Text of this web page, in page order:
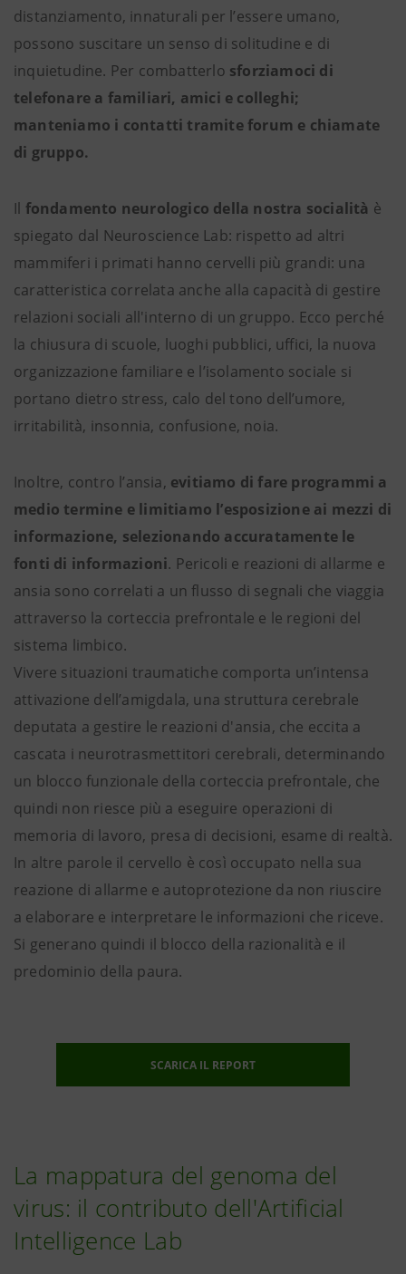
distanziamento, innaturali per l’essere umano,
possono suscitare un senso di solitudine e di
inquietudine. Per combatterlo sforziamoci di
telefonare a familiari, amici e colleghi;
manteniamo i contatti tramite forum e chiamate
di gruppo.
Il fondamento neurologico della nostra socialità è
spiegato dal Neuroscience Lab: rispetto ad altri
mammiferi i primati hanno cervelli più grandi: una
caratteristica correlata anche alla capacità di gestire
relazioni sociali all'interno di un gruppo. Ecco perché
la chiusura di scuole, luoghi pubblici, uffici, la nuova
organizzazione familiare e l’isolamento sociale si
portano dietro stress, calo del tono dell’umore,
irritabilità, insonnia, confusione, noia.
Inoltre, contro l’ansia, evitiamo di fare programmi a
medio termine e limitiamo l’esposizione ai mezzi di
informazione, selezionando accuratamente le
fonti di informazioni. Pericoli e reazioni di allarme e
ansia sono correlati a un flusso di segnali che viaggia
attraverso la corteccia prefrontale e le regioni del
sistema limbico.
Vivere situazioni traumatiche comporta un’intensa
attivazione dell’amigdala, una struttura cerebrale
deputata a gestire le reazioni d'ansia, che eccita a
cascata i neurotrasmettitori cerebrali, determinando
un blocco funzionale della corteccia prefrontale, che
quindi non riesce più a eseguire operazioni di
memoria di lavoro, presa di decisioni, esame di realtà.
In altre parole il cervello è così occupato nella sua
reazione di allarme e autoprotezione da non riuscire
a elaborare e interpretare le informazioni che riceve.
Si generano quindi il blocco della razionalità e il
predominio della paura.
SCARICA IL REPORT
La mappatura del genoma del
virus: il contributo dell'Artificial
Intelligence Lab